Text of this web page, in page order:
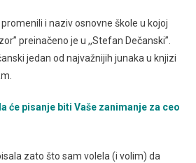
i naziv osnovne škole u kojoj
preinačeno je u ,,Stefan Dečanski”.
jedan od najvažnijih junaka u knjizi
će pisanje biti Vaše zanimanje za ceo
zato što sam volela (i volim) da